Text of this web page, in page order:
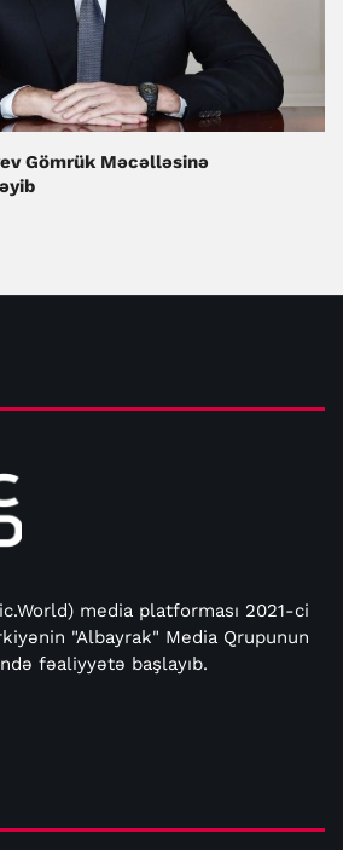
Gömrük Məcəlləsinə
media platforması 2021-ci
"Albayrak" Media Qrupunun
fəaliyyətə başlayıb.